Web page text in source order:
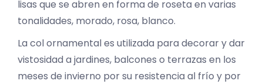
lisas que se abren en forma de roseta en varias
tonalidades, morado, rosa, blanco.
La col ornamental es utilizada para decorar y dar
vistosidad a jardines, balcones o terrazas en los
meses de invierno por su resistencia al frío y por